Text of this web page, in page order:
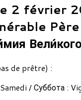
2 février
Père
de prêtre) :
/ Суббота :